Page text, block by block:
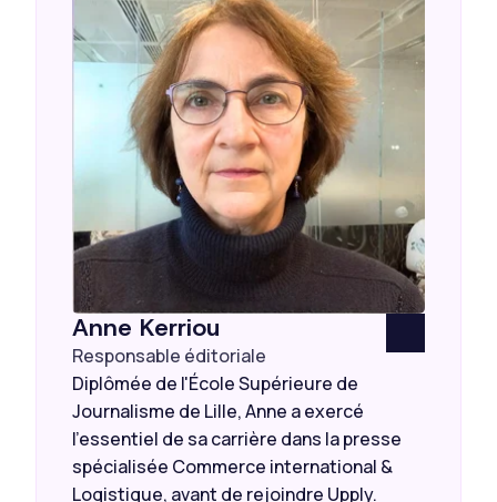
Anne Kerriou
Responsable éditoriale
Diplômée de l'École Supérieure de
Journalisme de Lille, Anne a exercé
l’essentiel de sa carrière dans la presse
spécialisée Commerce international &
Logistique, avant de rejoindre Upply.